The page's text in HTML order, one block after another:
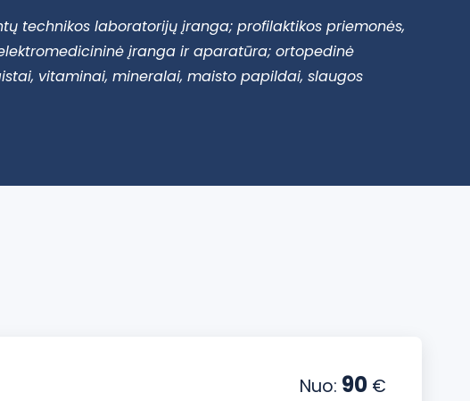
technikos laboratorijų įranga; profilaktikos priemonės,
įranga ir aparatūra; ortopedinė
vitaminai, mineralai, maisto papildai, slaugos
Nuo: 90 €